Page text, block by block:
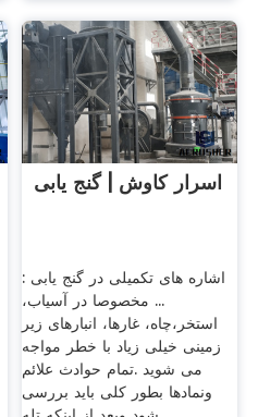
اسرار کاوش | گنج یابی
اشاره های تکمیلی در گنج یابی :
... مخصوصا در آسیاب،
استخر،چاه، غارها، انبارهای زیر
زمینی خیلی زیاد با خطر مواجه
می شوید .تمام حوادث علائم
ونمادها بطور کلی باید بررسی